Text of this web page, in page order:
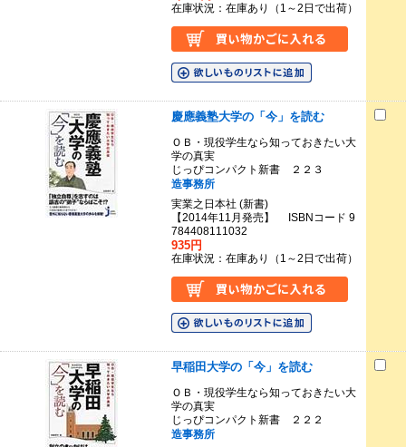
在庫状況：在庫あり（1～2日で出荷）
慶應義塾大学の「今」を読む
ＯＢ・現役学生なら知っておきたい大
学の真実
じっぴコンパクト新書 ２２３
造事務所
実業之日本社 (新書)
【2014年11月発売】 ISBNコード 9
784408111032
935円
在庫状況：在庫あり（1～2日で出荷）
早稲田大学の「今」を読む
ＯＢ・現役学生なら知っておきたい大
学の真実
じっぴコンパクト新書 ２２２
造事務所